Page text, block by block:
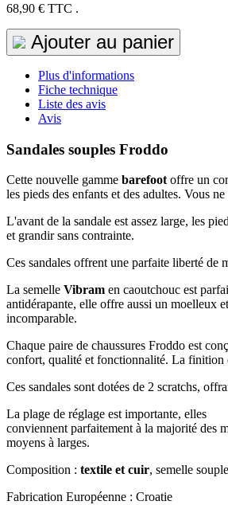
68,90 € TTC .
Ajouter au panier
Plus d'informations
Fiche technique
Liste des avis
Avis
Sandales souples Froddo
Cette nouvelle gamme barefoot offre un
les pieds des enfants et des adultes. Vous
L'avant de la sandale est assez large, les
et grandir sans contrainte.
Ces sandales offrent une parfaite liberté de
La semelle Vibram en caoutchouc est
antidérapante, elle offre aussi un moelleux
incomparable.
Chaque paire de chaussures Froddo est
confort, qualité et fonctionnalité. La finition
Ces sandales sont dotées de 2 scratchs,
La plage de réglage est importante, elles
conviennent parfaitement à la majorité des
moyens à larges.
Composition : textile et cuir, semelle
Fabrication Européenne : Croatie